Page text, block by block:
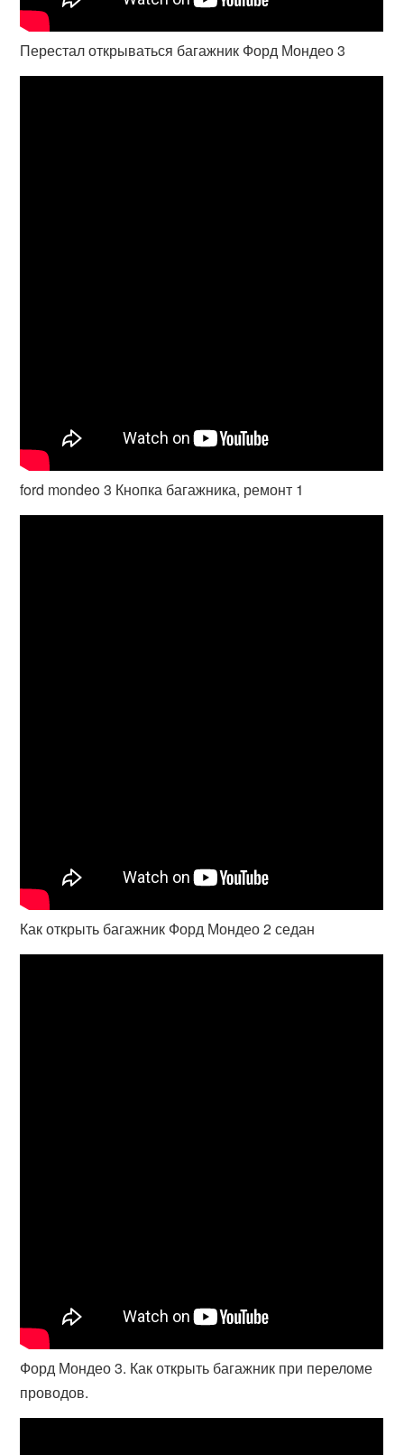
Перестал открываться багажник Форд Мондео 3
ford mondeo 3 Кнопка багажника, ремонт 1
Как открыть багажник Форд Мондео 2 седан
Форд Мондео 3. Как открыть багажник при переломе
проводов.